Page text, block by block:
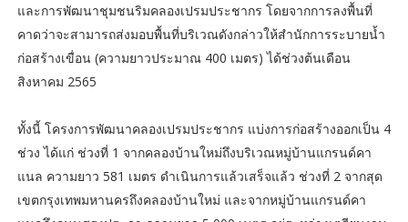
และการพัฒนาชุมชนริมคลองเปรมประชากร โดยจากการลงพื้นที่
คาดว่าจะสามารถส่งมอบพื้นที่บริเวณดังกล่าวให้สำนักการระบายน้ำ
ก่อสร้างเขื่อน (ความยาวประมาณ 400 เมตร) ได้ช่วงต้นเดือน
สิงหาคม 2565
ทั้งนี้ โครงการพัฒนาคลองเปรมประชากร แบ่งการก่อสร้างออกเป็น 4
ช่วง ได้แก่ ช่วงที่ 1 จากคลองบ้านใหม่ถึงบริเวณหมู่บ้านแกรนด์คา
แนล ความยาว 581 เมตร ดำเนินการแล้วเสร็จแล้ว ช่วงที่ 2 จากสุด
เขตกรุงเทพมหานครถึงคลองบ้านใหม่ และจากหมู่บ้านแกรนด์คา